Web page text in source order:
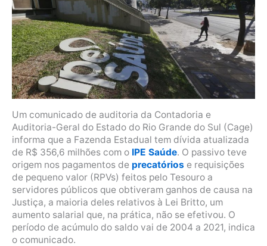
Um comunicado de auditoria da Contadoria e
Auditoria-Geral do Estado do Rio Grande do Sul (Cage)
informa que a Fazenda Estadual tem dívida atualizada
de R$ 356,6 milhões com o IPE Saúde. O passivo teve
origem nos pagamentos de precatórios e requisições
de pequeno valor (RPVs) feitos pelo Tesouro a
servidores públicos que obtiveram ganhos de causa na
Justiça, a maioria deles relativos à Lei Britto, um
aumento salarial que, na prática, não se efetivou. O
período de acúmulo do saldo vai de 2004 a 2021, indica
o comunicado.